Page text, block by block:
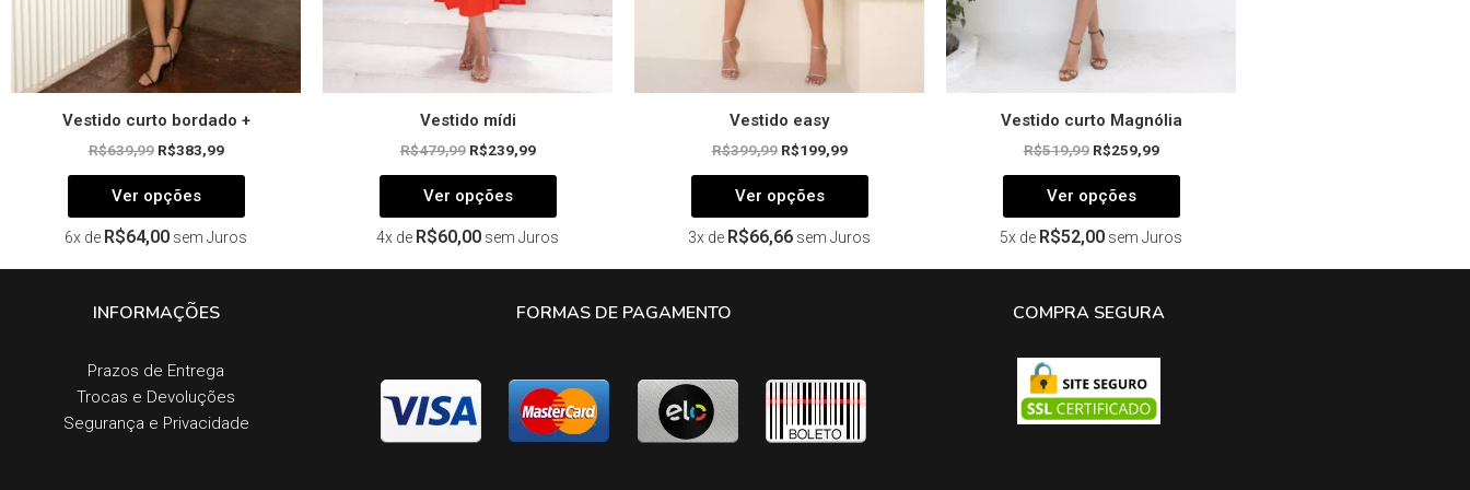
Vestido curto bordado +
R$639,99 R$383,99
Ver opções
do
produto
6x de R$64,00 sem Juros
Vestido mídi
R$479,99 R$239,99
Ver opções
do
produto
4x de R$60,00 sem Juros
Vestido easy
R$399,99 R$199,99
Ver opções
página
3x de R$66,66 sem Juros
Vestido curto Magnólia
R$519,99 R$259,99
Ver opções
5x de R$52,00 sem Juros
INFORMAÇÕES
Prazos de Entrega​
Trocas e Devoluções​
Segurança e Privacidade
FORMAS DE PAGAMENTO COMPRA SEGURA